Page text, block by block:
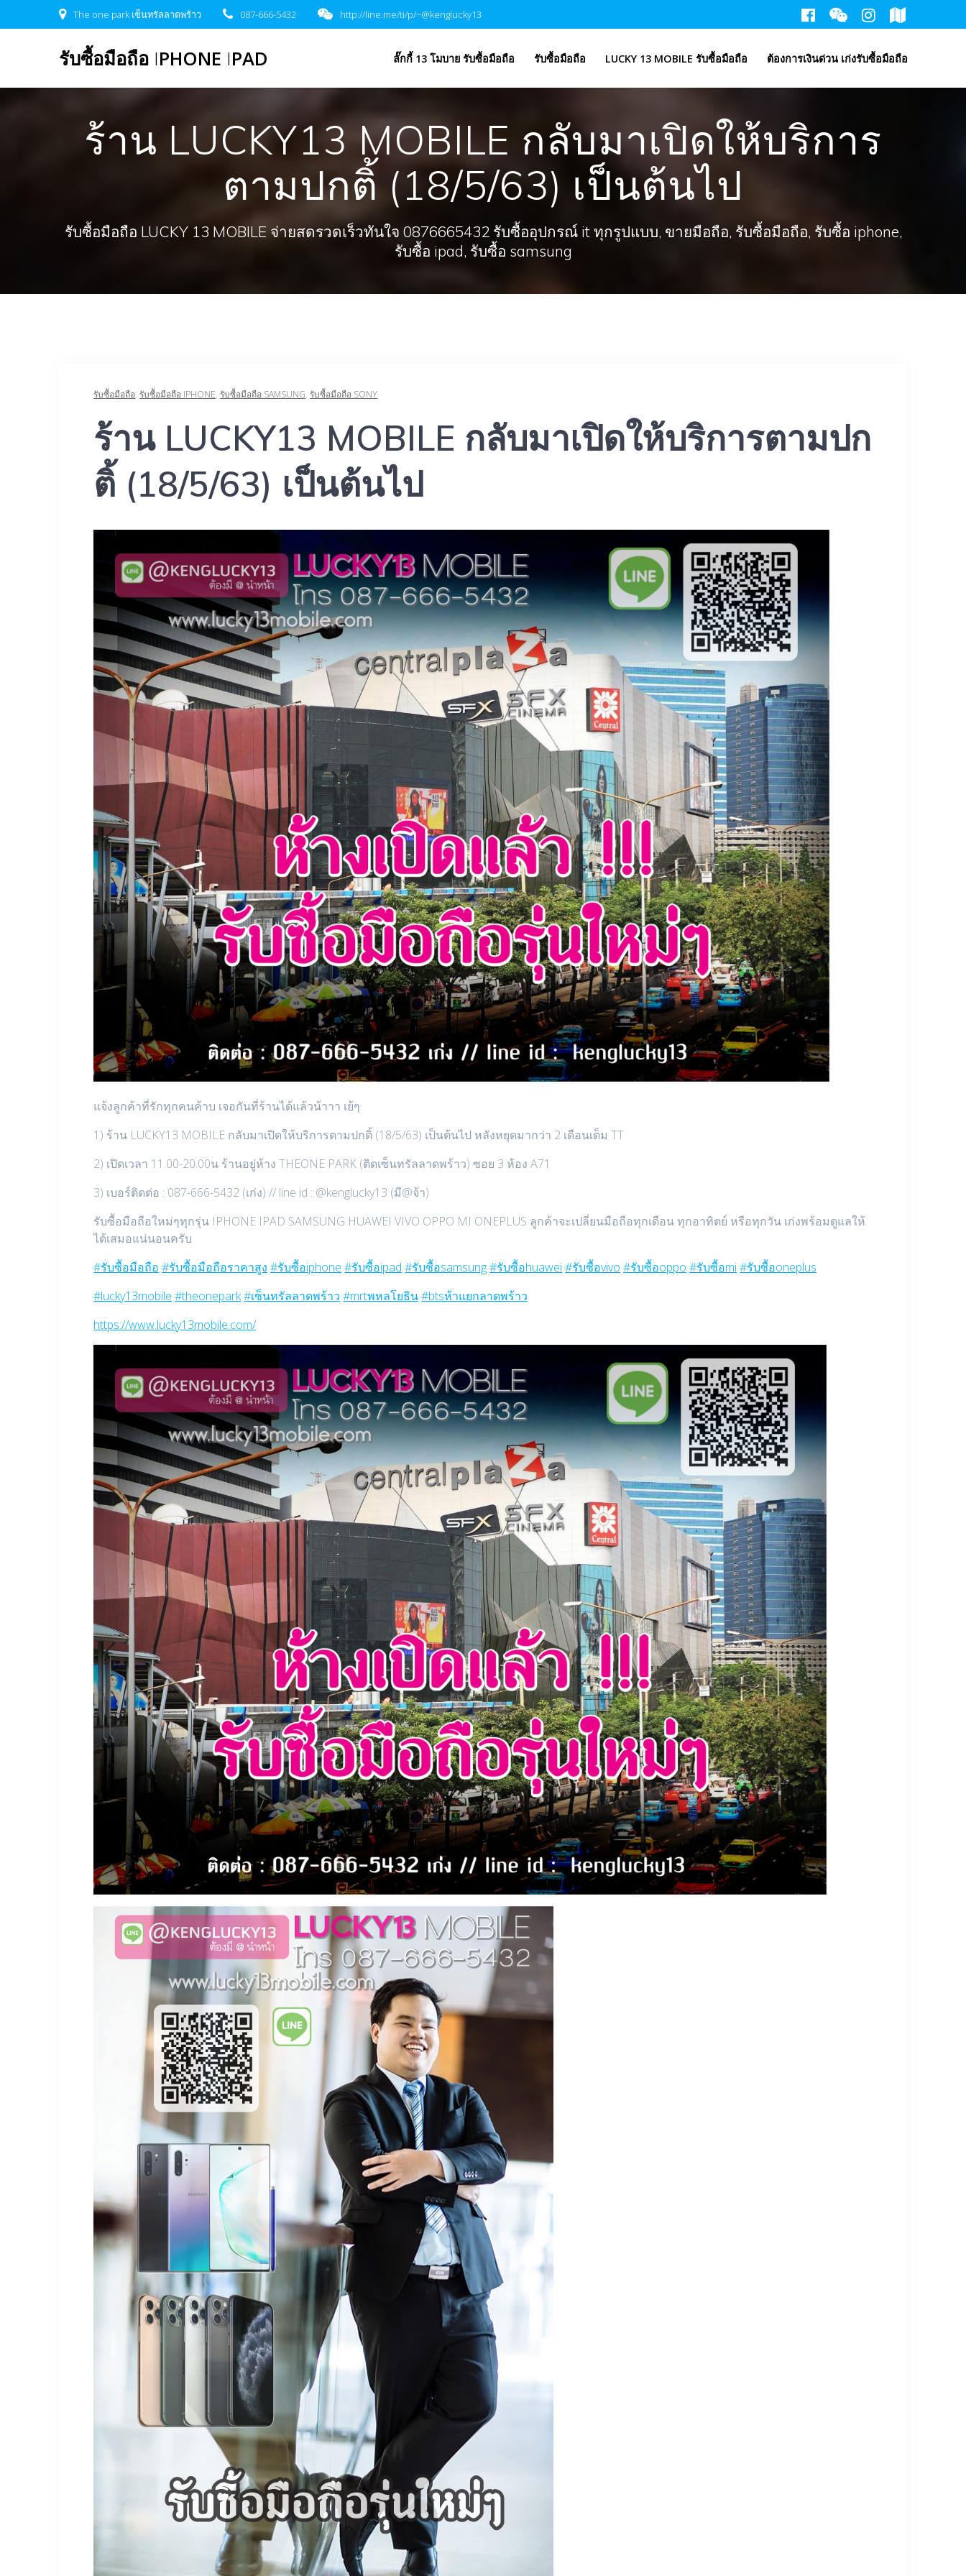
to
The one park เซ็นทรัลลาดพร้าว 087-666-5432 http://line.me/ti/p/~@kenglucky13
รับซื้อมือถือ IPHONE IPAD ​ลั๊กกี้ 13 โมบาย รับซื้อมือถือ รับซื้อมือถือ LUCKY 13 MOBILE รับซื้อมือถือ ต้องการเงินด่วน เก่งรับซื้อมือถือ
ร้าน LUCKY13 MOBILE กลับมาเปิดให้บริการ
ตามปกติ้ (18/5/63) เป็นต้นไป
รับซื้อมือถือ LUCKY 13 MOBILE จ่ายสดรวดเร็วทันใจ 0876665432 รับซื้ออุปกรณ์ it ทุกรูปแบบ, ขายมือถือ, รับซื้อมือถือ, รับซื้อ iphone,
รับซื้อ ipad, รับซื้อ samsung
รับซื้อมือถือ, รับซื้อมือถือ IPHONE, รับซื้อมือถือ SAMSUNG, รับซื้อมือถือ SONY
ร้าน LUCKY13 MOBILE กลับมาเปิดให้บริการตามปก
ติ้ (18/5/63) เป็นต้นไป
แจ้งลูกค้าที่รักทุกคนค้าบ เจอกันที่ร้านได้แล้วน้าาา เย้ๆ
1) ร้าน LUCKY13 MOBILE กลับมาเปิดให้บริการตามปกติ้ (18/5/63) เป็นต้นไป หลังหยุดมากว่า 2 เดือนเต็ม TT
2) เปิดเวลา 11.00-20.00น ร้านอยู่ห้าง THEONE PARK (ติดเซ็นทรัลลาดพร้าว) ซอย 3 ห้อง A71
3) เบอร์ติดต่อ : 087-666-5432 (เก่ง) // line id : @kenglucky13 (มี@จ้า)
รับซื้อมือถือใหม่ๆทุกรุ่น IPHONE IPAD SAMSUNG HUAWEI VIVO OPPO MI ONEPLUS ลูกค้าจะเปลี่ยนมือถือทุกเดือน ทุกอาทิตย์ หรือทุกวัน เก่งพร้อมดูแลให้
ได้เสมอแน่นอนครับ
#รับซื้อมือถือ #รับซื้อมือถือราคาสูง #รับซื้อiphone #รับซื้อipad #รับซื้อsamsung#รับซื้อhuawei#รับซื้อvivo #รับซื้อoppo #รับซื้อmi#รับซื้อoneplus
#lucky13mobile #theonepark#เซ็นทรัลลาดพร้าว #mrtพหลโยธิน#btsห้าแยกลาดพร้าว
https://www.lucky13mobile.com/